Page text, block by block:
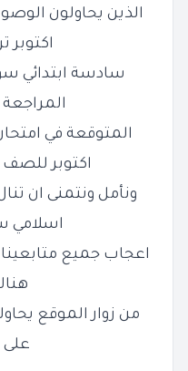
الذين يحاولون
اكتوبر
سادسة ابتدائي
المتوقعة في
اكتوبر للصف
اسلامي
اعجاب جميع
من زوار الموقع
على